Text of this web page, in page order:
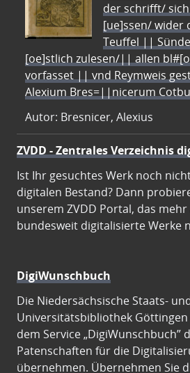
der schrifft/
[ue]ssen/ wider
Teuffel ||
[oe]stlich zulesen/|| allen
vorfasset || vnd Reymweis
Alexium Bres=||nicerum
Autor: Bresnicer, Alexius
ZVDD - Zentrales Verzeichnis
Ist Ihr gesuchtes Werk noch
digitalen Bestand? Dann
unserem ZVDD Portal, das mehr
bundesweit digitalisierte Werke
DigiWunschbuch
Die Niedersächsische Staats-
Universitätsbibliothek Göttingen
dem Service „DigiWunschbuch”
Patenschaften für die
übernehmen. Übernehmen Sie